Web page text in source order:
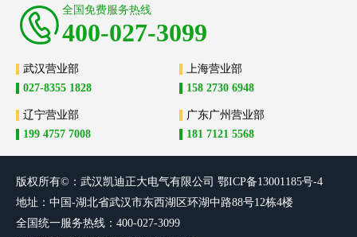
全国免费服务热线
400-027-3099
武汉营业部
027-8355 1828
上海营业部
158 2730 6948
辽宁营业部
199 4757 7008
广东广州营业部
181 7121 5568
版权所有©：武汉凯迪正大电气有限公司 鄂ICP备13001185号-4
地址：中国-湖北省武汉市东西湖区环湖中路88号12栋4楼
全国统一服务热线：400-027-3099